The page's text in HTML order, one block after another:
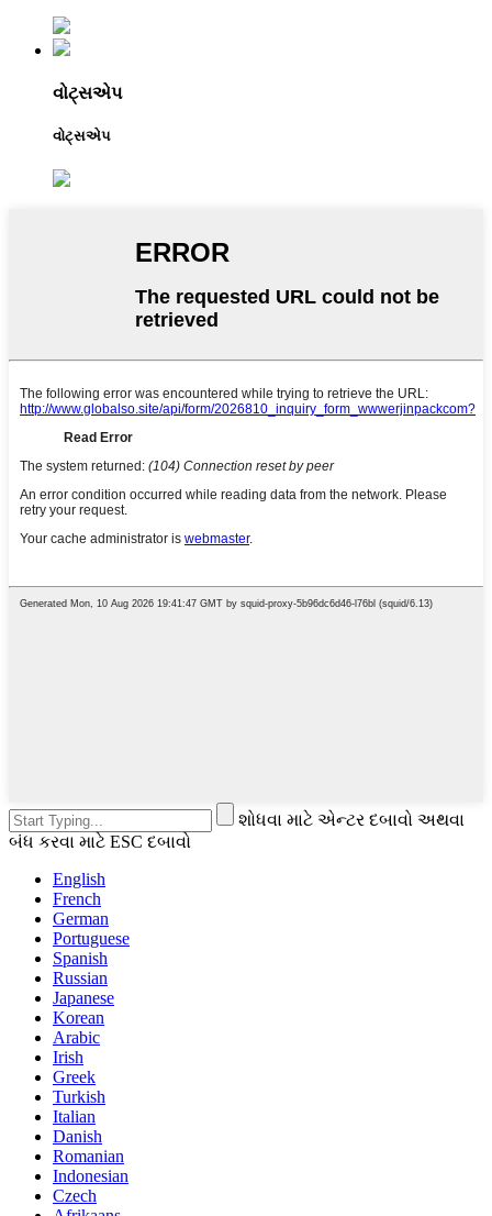
વોટ્સએપ
વોટ્સએપ
શોધવા માટે એન્ટર દબાવો અથવા
બંધ કરવા માટે ESC દબાવો
English
French
German
Portuguese
Spanish
Russian
Japanese
Korean
Arabic
Irish
Greek
Turkish
Italian
Danish
Romanian
Indonesian
Czech